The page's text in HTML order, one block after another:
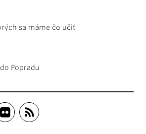
sa máme čo učiť
Popradu